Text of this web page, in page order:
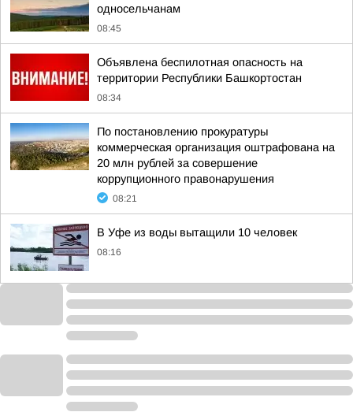
односельчанам
08:45
Объявлена беспилотная опасность на
территории Республики Башкортостан
08:34
По постановлению прокуратуры
коммерческая организация оштрафована на
20 млн рублей за совершение
коррупционного правонарушения
08:21
В Уфе из воды вытащили 10 человек
08:16